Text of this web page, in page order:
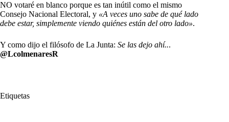
NO votaré en blanco porque es tan inútil como el mismo
Consejo Nacional Electoral, y «A veces uno sabe de qué lado
debe estar, simplemente viendo quiénes están del otro lado».
Y como dijo el filósofo de La Junta: Se las dejo ahí...
@LcolmenaresR
Etiquetas